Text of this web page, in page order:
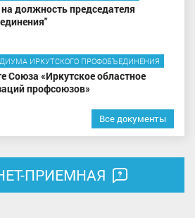
должность председателя
ИРКУТСКОГО ПРОФОБЪЕДИНЕНИЯ
Союза «Иркутское областное
профсоюзов»
Все документы
ПРИЕМНАЯ